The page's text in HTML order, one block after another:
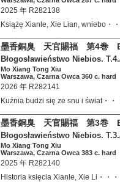
2025 年 R282138
Książę Xianle, Xie Lian, wniebo・・
墨香銅臭 天官賜福 第4巻
Błogosławieństwo Niebios.
Mo Xiang Tong Xiu
Warszawa, Czarna Owca 360 c. hard
2026 年 R282141
Kuźnia budzi się ze snu i świat・・
墨香銅臭 天官賜福 第3巻
Błogosławieństwo Niebios.
Mo Xiang Tong Xiu
Warszawa, Czarna Owca 383 c. hard
2025 年 R282140
Historia księcia Xianle, Xie Li・・・